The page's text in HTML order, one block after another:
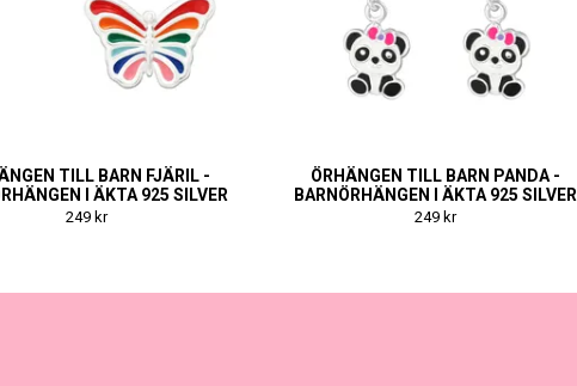
TILL BARN FJÄRIL -
I ÄKTA 925 SILVER
249 kr
ÖRHÄNGEN TILL BARN PANDA -
BARNÖRHÄNGEN I ÄKTA 925 SILVER
249 kr